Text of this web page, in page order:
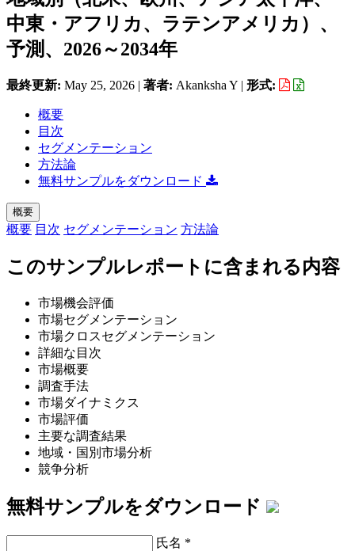
中東・アフリカ、ラテンアメリカ）、
予測、2026～2034年
最終更新: May 25, 2026 | 著者: Akanksha Y | 形式:
概要
目次
セグメンテーション
方法論
無料サンプルをダウンロード
概要
概要 目次 セグメンテーション 方法論
このサンプルレポートに含まれる内容
市場機会評価
市場セグメンテーション
市場クロスセグメンテーション
詳細な目次
市場概要
調査手法
市場ダイナミクス
市場評価
主要な調査結果
地域・国別市場分析
競争分析
無料サンプルをダウンロード
氏名 *